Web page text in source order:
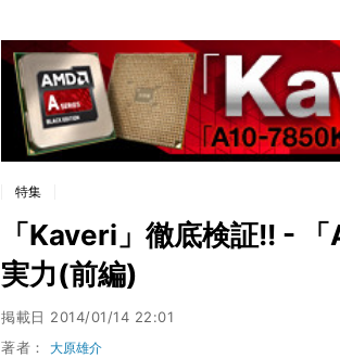
特集
「Kaveri」徹底検証!! -
実力(前編)
掲載日 2014/01/14 22:01
著者：大原雄介